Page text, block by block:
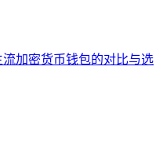
流加密货币钱包的对比与选